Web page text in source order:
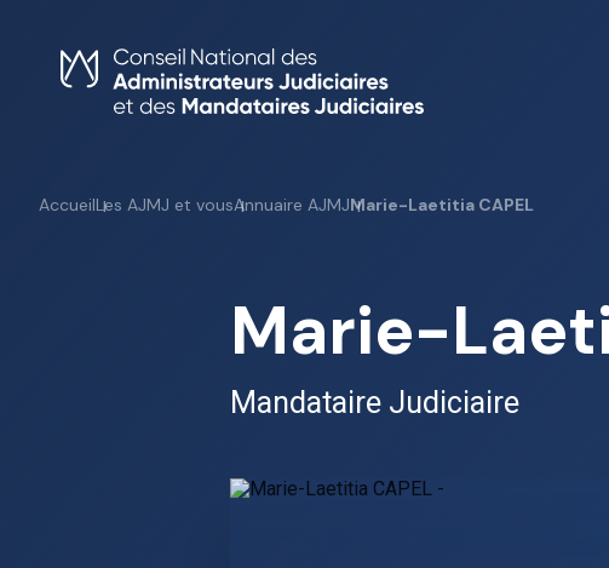
content
AccueilLes AJMJ et vousAnnuaire AJMJMarie-Laetitia CAPEL
Marie-
Mandataire Judiciaire